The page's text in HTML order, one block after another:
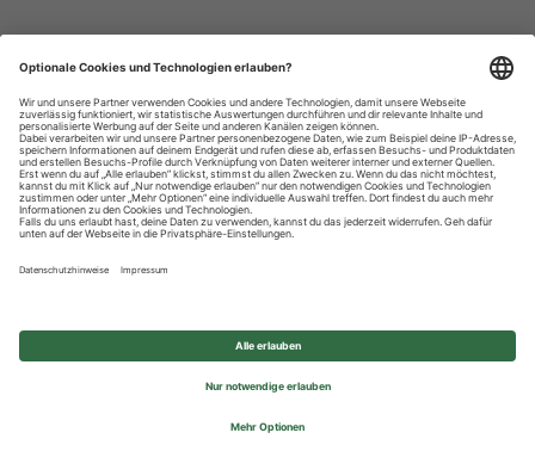
Datenschutzhinweise
Impressum
Privatsphäre-Einstellungen
© 2026 REWE Group - All rights reserved